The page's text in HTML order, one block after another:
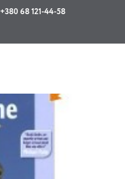
+380 68 121-44-58
WhatsApp